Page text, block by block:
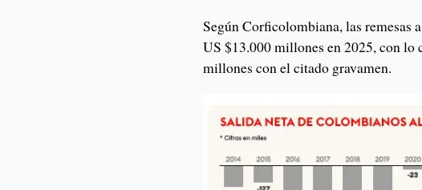
Según Corficolombiana, las remesas
US $13.000 millones en 2025, con lo
millones con el citado gravamen.